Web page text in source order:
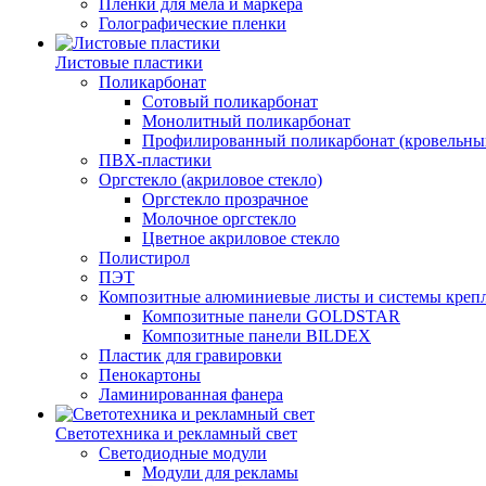
Пленки для мела и маркера
Голографические пленки
Листовые пластики
Поликарбонат
Сотовый поликарбонат
Монолитный поликарбонат
Профилированный поликарбонат
ПВХ-пластики
Оргстекло (акриловое стекло)
Оргстекло прозрачное
Молочное оргстекло
Цветное акриловое стекло
Полистирол
ПЭТ
Композитные алюминиевые листы и системы
Композитные панели GOLDSTAR
Композитные панели BILDEX
Пластик для гравировки
Пенокартоны
Ламинированная фанера
Светотехника и рекламный свет
Светодиодные модули
Модули для рекламы